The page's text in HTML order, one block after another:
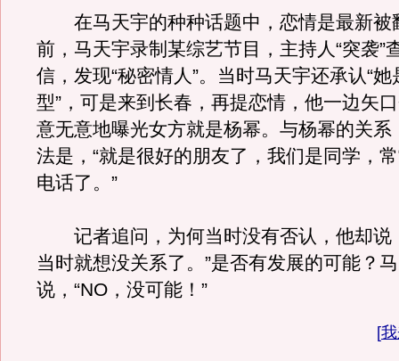
在马天宇的种种话题中，恋情是最新被
前，马天宇录制某综艺节目，主持人“突袭”
信，发现“秘密情人”。当时马天宇还承认“
型”，可是来到长春，再提恋情，他一边矢
意无意地曝光女方就是杨幂。与杨幂的关系
法是，“就是很好的朋友了，我们是同学，
电话了。”
记者追问，为何当时没有否认，他却说
当时就想没关系了。”是否有发展的可能？
说，“NO，没可能！”
[